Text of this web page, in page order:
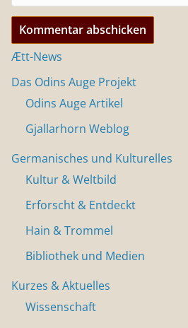
Ætt-News
Das Odins Auge Projekt
Odins Auge Artikel
Gjallarhorn Weblog
Germanisches und Kulturelles
Kultur & Weltbild
Erforscht & Entdeckt
Hain & Trommel
Bibliothek und Medien
Kurzes & Aktuelles
Wissenschaft